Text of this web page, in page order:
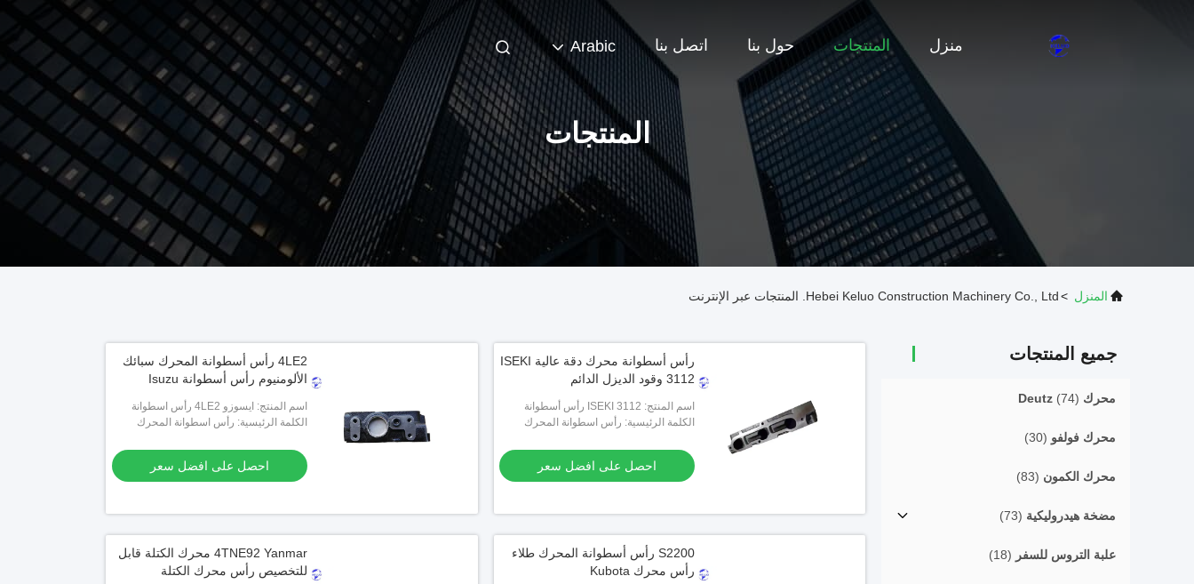
منزل المنتجات حول بنا اتصل بنا Arabic
المنتجات
المنزل >Hebei Keluo Construction Machinery Co., Ltd. المنتجات عبر الإنترنت
جميع المنتجات
محرك Deutz (74)
محرك فولفو (30)
محرك الكمون (83)
مضخة هيدروليكية (73)
علبة التروس للسفر (18)
رأس أسطوانة محرك دقة عالية ISEKI
3112 وقود الديزل الدائم
اسم المنتج: ISEKI 3112 رأس أسطوانة
المحرك
الكلمة الرئيسية: رأس اسطوانة المحرك
احصل على افضل سعر
4LE2 رأس أسطوانة المحرك سبائك
الألومنيوم رأس أسطوانة Isuzu
اسم المنتج: ايسوزو 4LE2 رأس اسطوانة
المحرك
الكلمة الرئيسية: رأس اسطوانة المحرك
احصل على افضل سعر
S2200 رأس أسطوانة المحرك طلاء
رأس محرك Kubota
4TNE92 Yanmar محرك الكتلة قابل
للتخصيص رأس محرك الكتلة